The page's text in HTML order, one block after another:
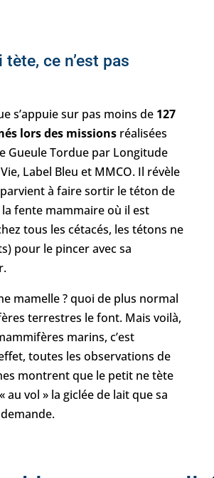
ce n’est pas
s’appuie sur pas moins de 127
lors des missions réalisées
Gueule Tordue par Longitude
Label Bleu et MMCO. Il révèle
à faire sortir le téton de
fente mammaire où il est
tous les cétacés, les tétons ne
pour le pincer avec sa
mamelle ? quoi de plus normal
terrestres le font. Mais voilà,
marins, c’est
toutes les observations de
montrent que le petit ne tète
au vol » la giclée de lait que sa